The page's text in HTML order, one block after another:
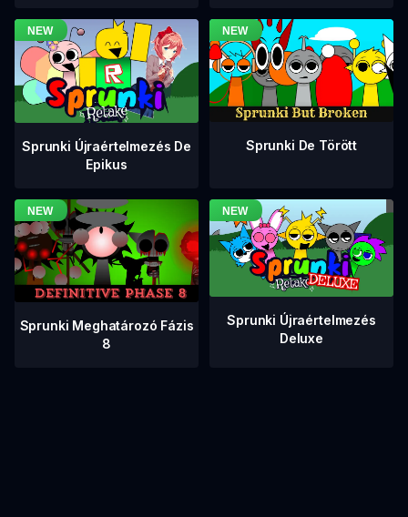
Sprunki Újraértelmezés De
Epikus
Sprunki De Törött
Sprunki Meghatározó Fázis
8
Sprunki Újraértelmezés
Deluxe